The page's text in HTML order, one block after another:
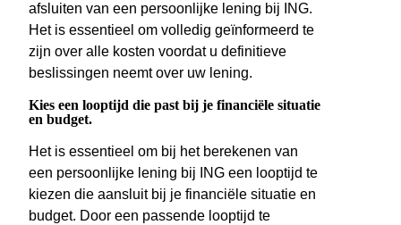
afsluiten van een persoonlijke lening bij ING.
Het is essentieel om volledig geïnformeerd te
zijn over alle kosten voordat u definitieve
beslissingen neemt over uw lening.
Kies een looptijd die past bij je financiële situatie
en budget.
Het is essentieel om bij het berekenen van
een persoonlijke lening bij ING een looptijd te
kiezen die aansluit bij je financiële situatie en
budget. Door een passende looptijd te